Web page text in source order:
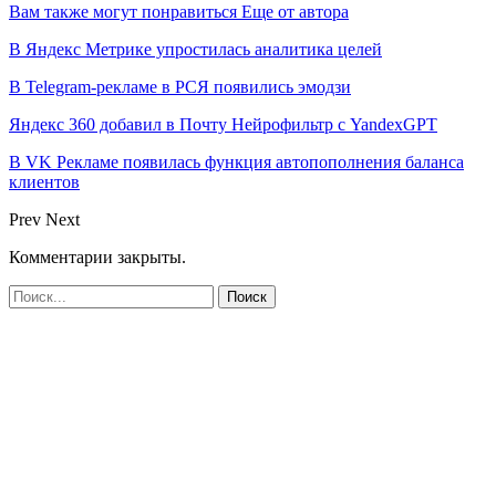
Вам также могут понравиться Еще от автора
В Яндекс Метрике упростилась аналитика целей
В Telegram-рекламе в РСЯ появились эмодзи
Яндекс 360 добавил в Почту Нейрофильтр с YandexGPT
В VK Рекламе появилась функция автопополнения баланса
клиентов
Prev Next
Комментарии закрыты.